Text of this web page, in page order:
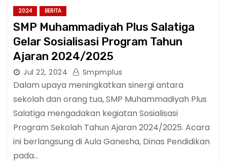
2024 BERITA
SMP Muhammadiyah Plus Salatiga
Gelar Sosialisasi Program Tahun
Ajaran 2024/2025
Jul 22, 2024 Smpmplus
Dalam upaya meningkatkan sinergi antara
sekolah dan orang tua, SMP Muhammadiyah Plus
Salatiga mengadakan kegiatan Sosialisasi
Program Sekolah Tahun Ajaran 2024/2025. Acara
ini berlangsung di Aula Ganesha, Dinas Pendidikan
pada…